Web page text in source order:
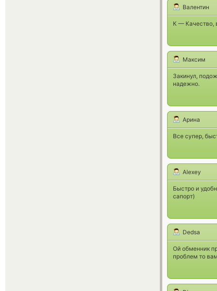
Валентин
К — Качество,
Максим
Закинул,
надежно.
Арина
Все супер,
Alexey
Быстро и
сапорт)
Dedsa
Ой обменник
проблем то